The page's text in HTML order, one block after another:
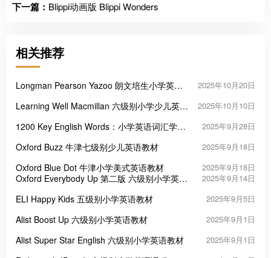
下一篇： Blippi动画版 Blippi Wonders
相关推荐
Longman Pearson Yazoo 朗文培生小学英语
2025年10月20日
Learning Well Macmillan 六级别小学少儿英语
2025年10月10日
1200 Key English Words：小学英语词汇学习
2025年9月28日
Oxford Buzz 牛津七级别少儿英语教材 2025年9月18日
Oxford Blue Dot 牛津小学美式英语教材 2025年9月18日
Oxford Everybody Up 第二版 六级别小学英语
2025年9月14日
ELI Happy Kids 五级别小学英语教材 2025年9月5日
Alist Boost Up 六级别小学英语教材 2025年9月1日
Alist Super Star English 六级别小学英语教材 2025年9月1日